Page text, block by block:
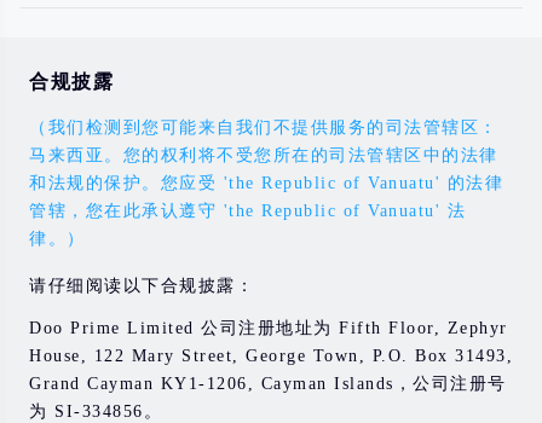
合规披露
（我们检测到您可能来自我们不提供服务的司法管辖区：
马来西亚。您的权利将不受您所在的司法管辖区中的法律
和法规的保护。您应受 'the Republic of Vanuatu' 的法律
管辖，您在此承认遵守 'the Republic of Vanuatu' 法
律。）
请仔细阅读以下合规披露：
Doo Prime Limited 公司注册地址为 Fifth Floor, Zephyr
House, 122 Mary Street, George Town, P.O. Box 31493,
Grand Cayman KY1-1206, Cayman Islands，公司注册号
为 SI-334856。